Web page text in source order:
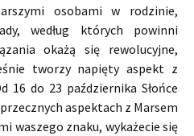
osobami w rodzinie,
według których powinni
okażą się rewolucyjne,
tworzy napięty aspekt z
16 do 23 października Słońce
aspektach z Marsem
waszego znaku, wykażecie się